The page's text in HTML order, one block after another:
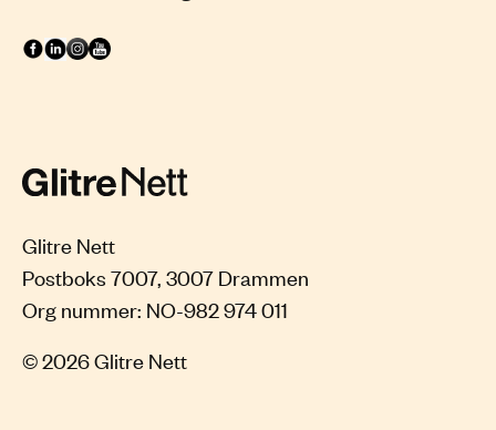
Glitre Nett
Postboks 7007, 3007 Drammen
© 2026 Glitre Nett